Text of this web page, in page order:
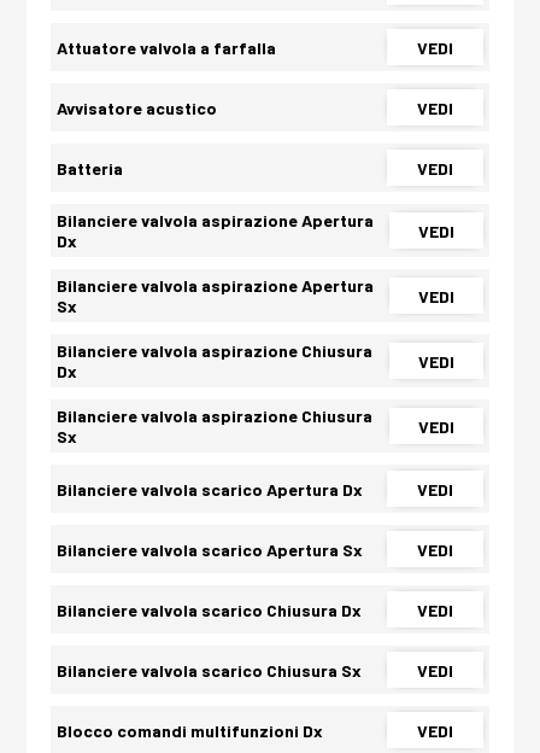
Attuatore valvola a farfalla VEDI
Avvisatore acustico VEDI
Batteria VEDI
Bilanciere valvola aspirazione Apertura
Dx
VEDI
Bilanciere valvola aspirazione Apertura
Sx
VEDI
Bilanciere valvola aspirazione Chiusura
Dx
VEDI
Bilanciere valvola aspirazione Chiusura
Sx
VEDI
Bilanciere valvola scarico Apertura Dx VEDI
Bilanciere valvola scarico Apertura Sx VEDI
Bilanciere valvola scarico Chiusura Dx VEDI
Bilanciere valvola scarico Chiusura Sx VEDI
Blocco comandi multifunzioni Dx VEDI